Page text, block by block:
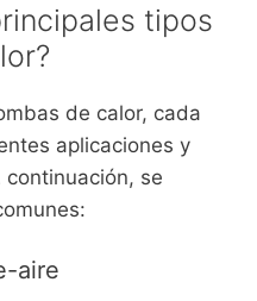
tipos
de calor, cada
aplicaciones y
se
aire